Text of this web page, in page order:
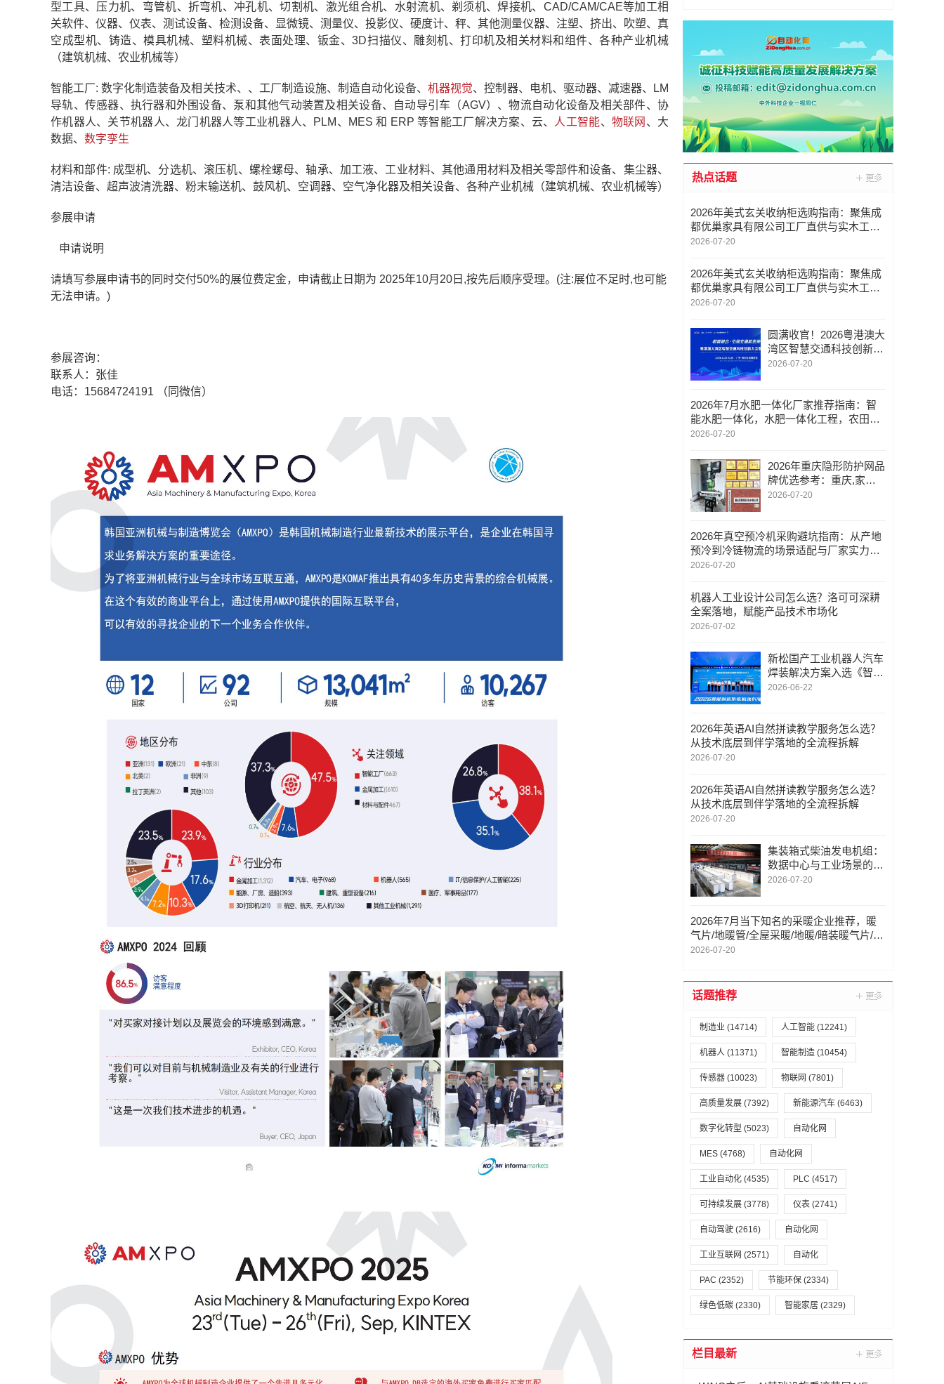
型工具、压力机、弯管机、折弯机、冲孔机、切割机、激光组合机、水射流机、剃须机、焊接机、CAD/CAM/CAE等加工相
关软件、仪器、仪表、测试设备、检测设备、显微镜、测量仪、投影仪、硬度计、秤、其他测量仪器、注塑、挤出、吹塑、真
空成型机、铸造、模具机械、塑料机械、表面处理、钣金、3D扫描仪、雕刻机、打印机及相关材料和组件、各种产业机械
（建筑机械、农业机械等）
智能工厂: 数字化制造装备及相关技术、、工厂制造设施、制造自动化设备、机器视觉、控制器、电机、驱动器、减速器、LM
导轨、传感器、执行器和外围设备、泵和其他气动装置及相关设备、自动导引车（AGV）、物流自动化设备及相关部件、协
作机器人、关节机器人、龙门机器人等工业机器人、PLM、MES 和 ERP 等智能工厂解决方案、云、 人工智能、 物联网 、大
数据、 数字孪生
材料和部件: 成型机、分选机、滚压机、螺栓螺母、轴承、加工液、工业材料、其他通用材料及相关零部件和设备、集尘器、
清洁设备、超声波清洗器、粉末输送机、鼓风机、空调器、空气净化器及相关设备、各种产业机械（建筑机械、农业机械等）
参展申请
申请说明
请填写参展申请书的同时交付50%的展位费定金，申请截止日期为 2025年10月20日,按先后顺序受理。(注:展位不足时,也可能
无法申请。)
参展咨询：
联系人：张佳
电话：15684724191 （同微信）
热点话题
2026年美式玄关收纳柜选购指南：聚焦成
都优巢家具有限公司工厂直供与实木工艺
解析
2026-07-20
2026年美式玄关收纳柜选购指南：聚焦成
都优巢家具有限公司工厂直供与实木工艺
解析
2026-07-20
圆满收官！2026粤港澳大
湾区智慧交通科技创新大
会暨成果展交出亮眼答卷
2026-07-20
2026年7月水肥一体化厂家推荐指南：智
能水肥一体化，水肥一体化工程，农田灌
溉水肥一体化，温室水肥一体化，水肥一
2026-07-20
2026年重庆隐形防护网品
牌优选参考：重庆,家用
阳台钢丝隐形防护网/专
2026-07-20
2026年真空预冷机采购避坑指南：从产地
预冷到冷链物流的场景适配与厂家实力解
析——广东酷德速创新科技有限公司
2026-07-20
机器人工业设计公司怎么选？洛可可深耕
全案落地，赋能产品技术市场化
2026-07-02
新松国产工业机器人汽车
焊装解决方案入选《智能
制造系统解决方案参考目
2026-06-22
2026年英语AI自然拼读教学服务怎么选？
从技术底层到伴学落地的全流程拆解
2026-07-20
2026年英语AI自然拼读教学服务怎么选？
从技术底层到伴学落地的全流程拆解
2026-07-20
集装箱式柴油发电机组：
数据中心与工业场景的电
力保障利器
2026-07-20
2026年7月当下知名的采暖企业推荐，暖
气片/地暖管/全屋采暖/地暖/暗装暖气片/采
暖/装修采暖/暖气，采暖企业怎么选择
2026-07-20
话题推荐
制造业 (14714) 人工智能 (12241)
机器人 (11371) 智能制造 (10454)
传感器 (10023) 物联网 (7801)
高质量发展 (7392) 新能源汽车 (6463)
数字化转型 (5023) 自动化网
MES (4768) 自动化网
工业自动化 (4535) PLC (4517)
可持续发展 (3778) 仪表 (2741)
自动驾驶 (2616) 自动化网
工业互联网 (2571) 自动化
PAC (2352) 节能环保 (2334)
绿色低碳 (2330) 智能家居 (2329)
栏目最新